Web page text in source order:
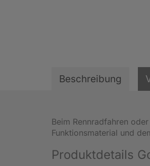
Beschreibung
Beim Rennradfahren
Funktionsmaterial und
Produktdetails